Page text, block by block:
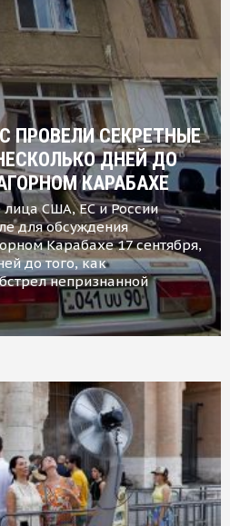
ПРОВЕЛИ СЕКРЕТНЫЕ
ДНЕЙ ДО
КАРАБАХЕ
США, ЕС и России
для обсуждения
Карабахе 17 сентября,
до того, как
непризнанной